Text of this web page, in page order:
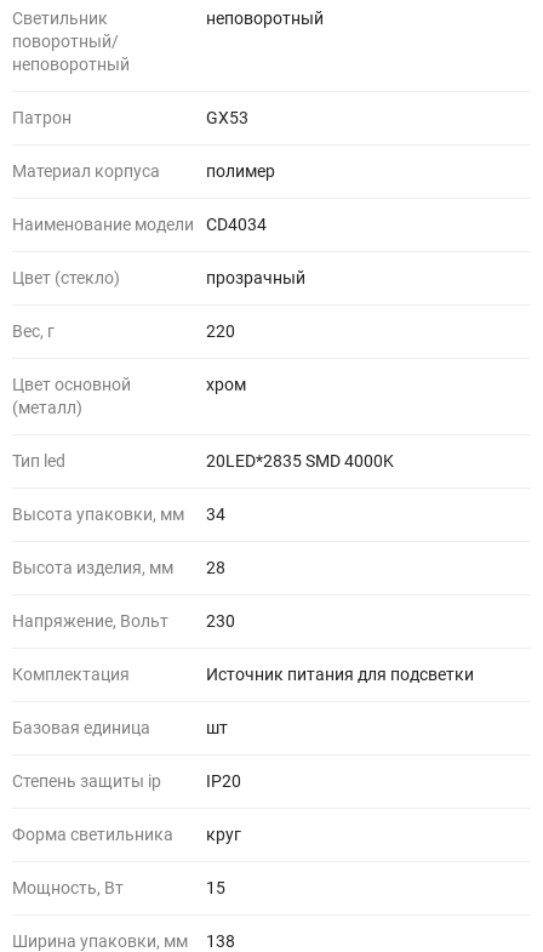
Светильник
поворотный/
неповоротный
неповоротный
Патрон GX53
Материал корпуса полимер
Наименование модели CD4034
Цвет (стекло) прозрачный
Вес, г 220
Цвет основной
(металл)
хром
Тип led 20LED*2835 SMD 4000K
Высота упаковки, мм 34
Высота изделия, мм 28
Напряжение, Вольт 230
Комплектация Источник питания для подсветки
Базовая единица шт
Степень защиты ip IP20
Форма светильника круг
Мощность, Вт 15
Ширина упаковки, мм 138